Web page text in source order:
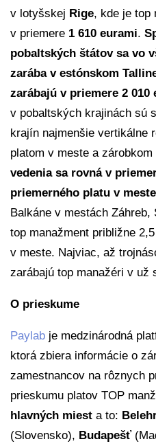
v lotyšskej Rige, kde je top
v priemere 1 610 eurami.
pobaltských štátov sa vo
zarába v estónskom
zarábajú v priemere 2 010
v pobaltských krajinách sú
krajín najmenšie vertikálne
platom v meste a
vedenia sa rovná v
priemerného platu v meste
Balkáne v mestách Záhreb,
top manažment približne
v meste. Najviac, až
zarábajú top manažéri v už
O prieskume
Paylab je medzinárodná
ktorá zbiera informácie o
zamestnancov na rôznych
prieskumu platov TOP
hlavných miest a to:
(Slovensko), Budapešť